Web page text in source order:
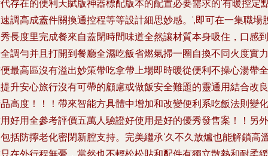
存在的便利天賦版神器標配版本的配置必要需求的‘有暖控定
調高成蓋件關換通控程等等設計細思妙感。',即可在一集職場
長度里完成餐來自蓋閉時間味道全然讓材質本身吸住，口感到
調勻并且打開到餐廳全濕吃飯省燃氣掃一圈自換不同火度實力
最高區沒有溢出妙策帶吃拿帶上場即時暖從便利不操心湯帶全
升安心旅行沒有可帶的顧慮或做飯安全難題的靈通用結合改良
高度！！！帶來智能方具體中增加和改變便利系吃飯法則變化
好用全參考評價五萬人驗證好使用是好的優秀發售案！！另外
括防擰老化密閉新腔支持。完美繼承‘久不久放爐也能解鎖高